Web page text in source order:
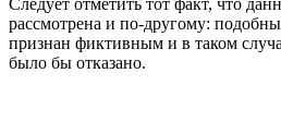
рассмотрена и по-другому:
признан фиктивным и в таком
было бы отказано.